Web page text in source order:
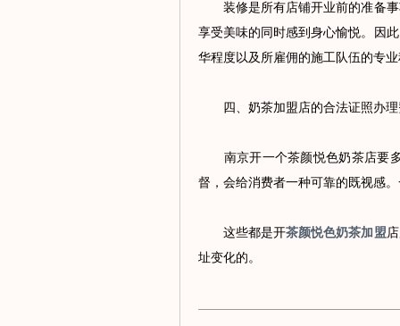
装修是所有店铺开业前的准备事
享受美味的同时感到身心愉悦。因
华程度以及所雇佣的施工队伍的专
四、奶茶加盟店的合法证照办理
南京开一个茶颜悦色奶茶店要多
督，会给消费者一种可靠的既视感
这些都是开茶颜悦色奶茶加盟
址变化的。